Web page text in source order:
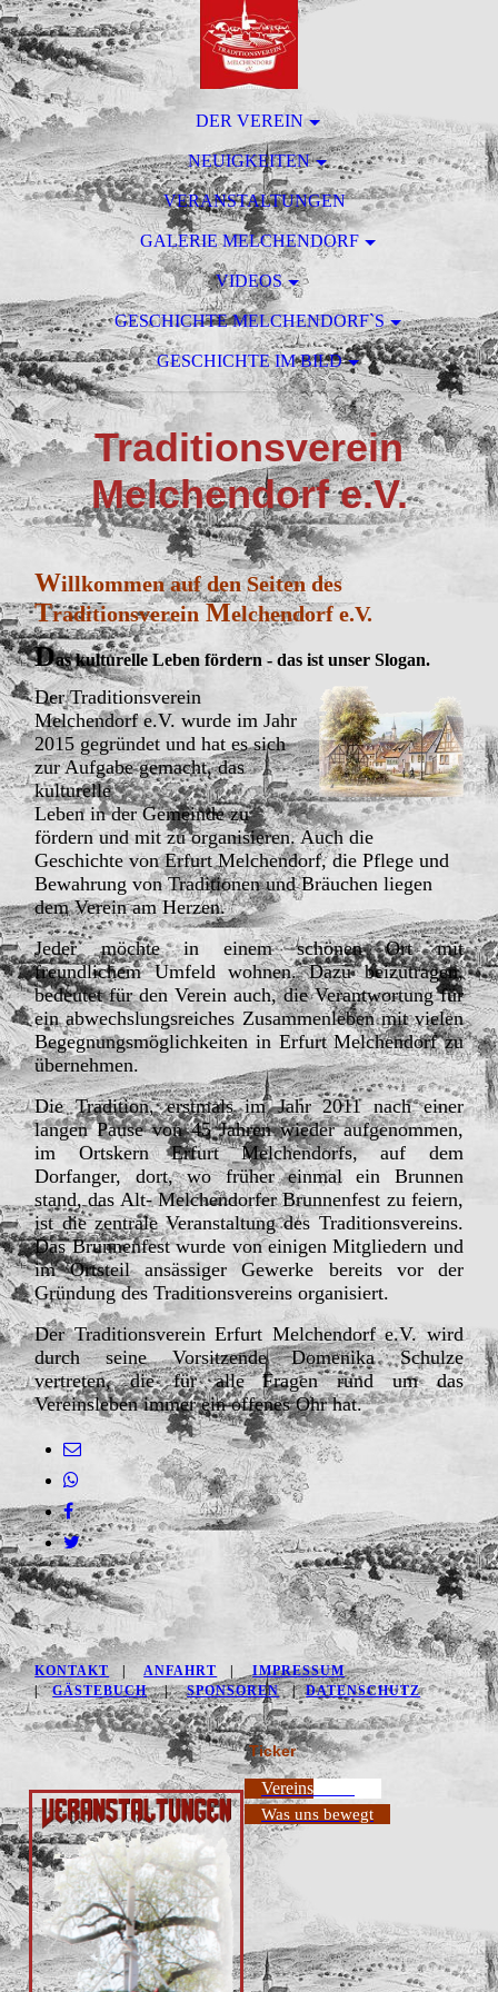
DER VEREIN
NEUIGKEITEN
VERANSTALTUNGEN
GALERIE MELCHENDORF
VIDEOS
GESCHICHTE MELCHENDORF`S
GESCHICHTE IM BILD
Traditionsverein
Melchendorf e.V.
Willkommen auf den Seiten des
TraditionsvereinMelchendorf e.V.
Das kulturelle Leben fördern - das ist unser Slogan.
Der Traditionsverein
Melchendorf e.V. wurde im Jahr
2015gegründet und hat es sich
zur Aufgabe gemacht, das
kulturelle
Leben in der Gemeinde zu
fördern und mit zu organisieren. Auch die
Geschichte von Erfurt Melchendorf, die Pflege und
Bewahrung von Traditionen und Bräuchen liegen
dem Verein am Herzen.
Jeder möchte in einem schönen Ort mit
freundlichem Umfeld wohnen. Dazu beizutragen,
bedeutet für den Verein auch, die Verantwortung für
ein abwechslungsreiches Zusammenleben mit vielen
Begegnungsmöglichkeiten in Erfurt Melchendorf zu
übernehmen.
Die Tradition, erstmals im Jahr 2011 nach einer
langen Pause von 45 Jahren wieder aufgenommen,
im Ortskern Erfurt Melchendorfs, auf dem
Dorfanger, dort, wo früher einmal ein Brunnen
stand, das Alt- Melchendorfer Brunnenfest zu feiern,
ist die zentrale Veranstaltung des Traditionsvereins.
Das Brunnenfest wurde von einigen Mitgliedern und
im Ortsteil ansässiger Gewerke bereits vor der
Gründung des Traditionsvereins organisiert.
Der Traditionsverein Erfurt Melchendorf e.V. wird
durch seine Vorsitzende Domenika Schulze
vertreten, die für alle Fragen rund um das
Vereinsleben immer ein offenes Ohr hat.
KONTAKT |ANFAHRT |IMPRESSUM
|GÄSTEBUCH|SPONSOREN|DATENSCHUTZ
Ticker
Vereinsausflug
Was uns bewegt